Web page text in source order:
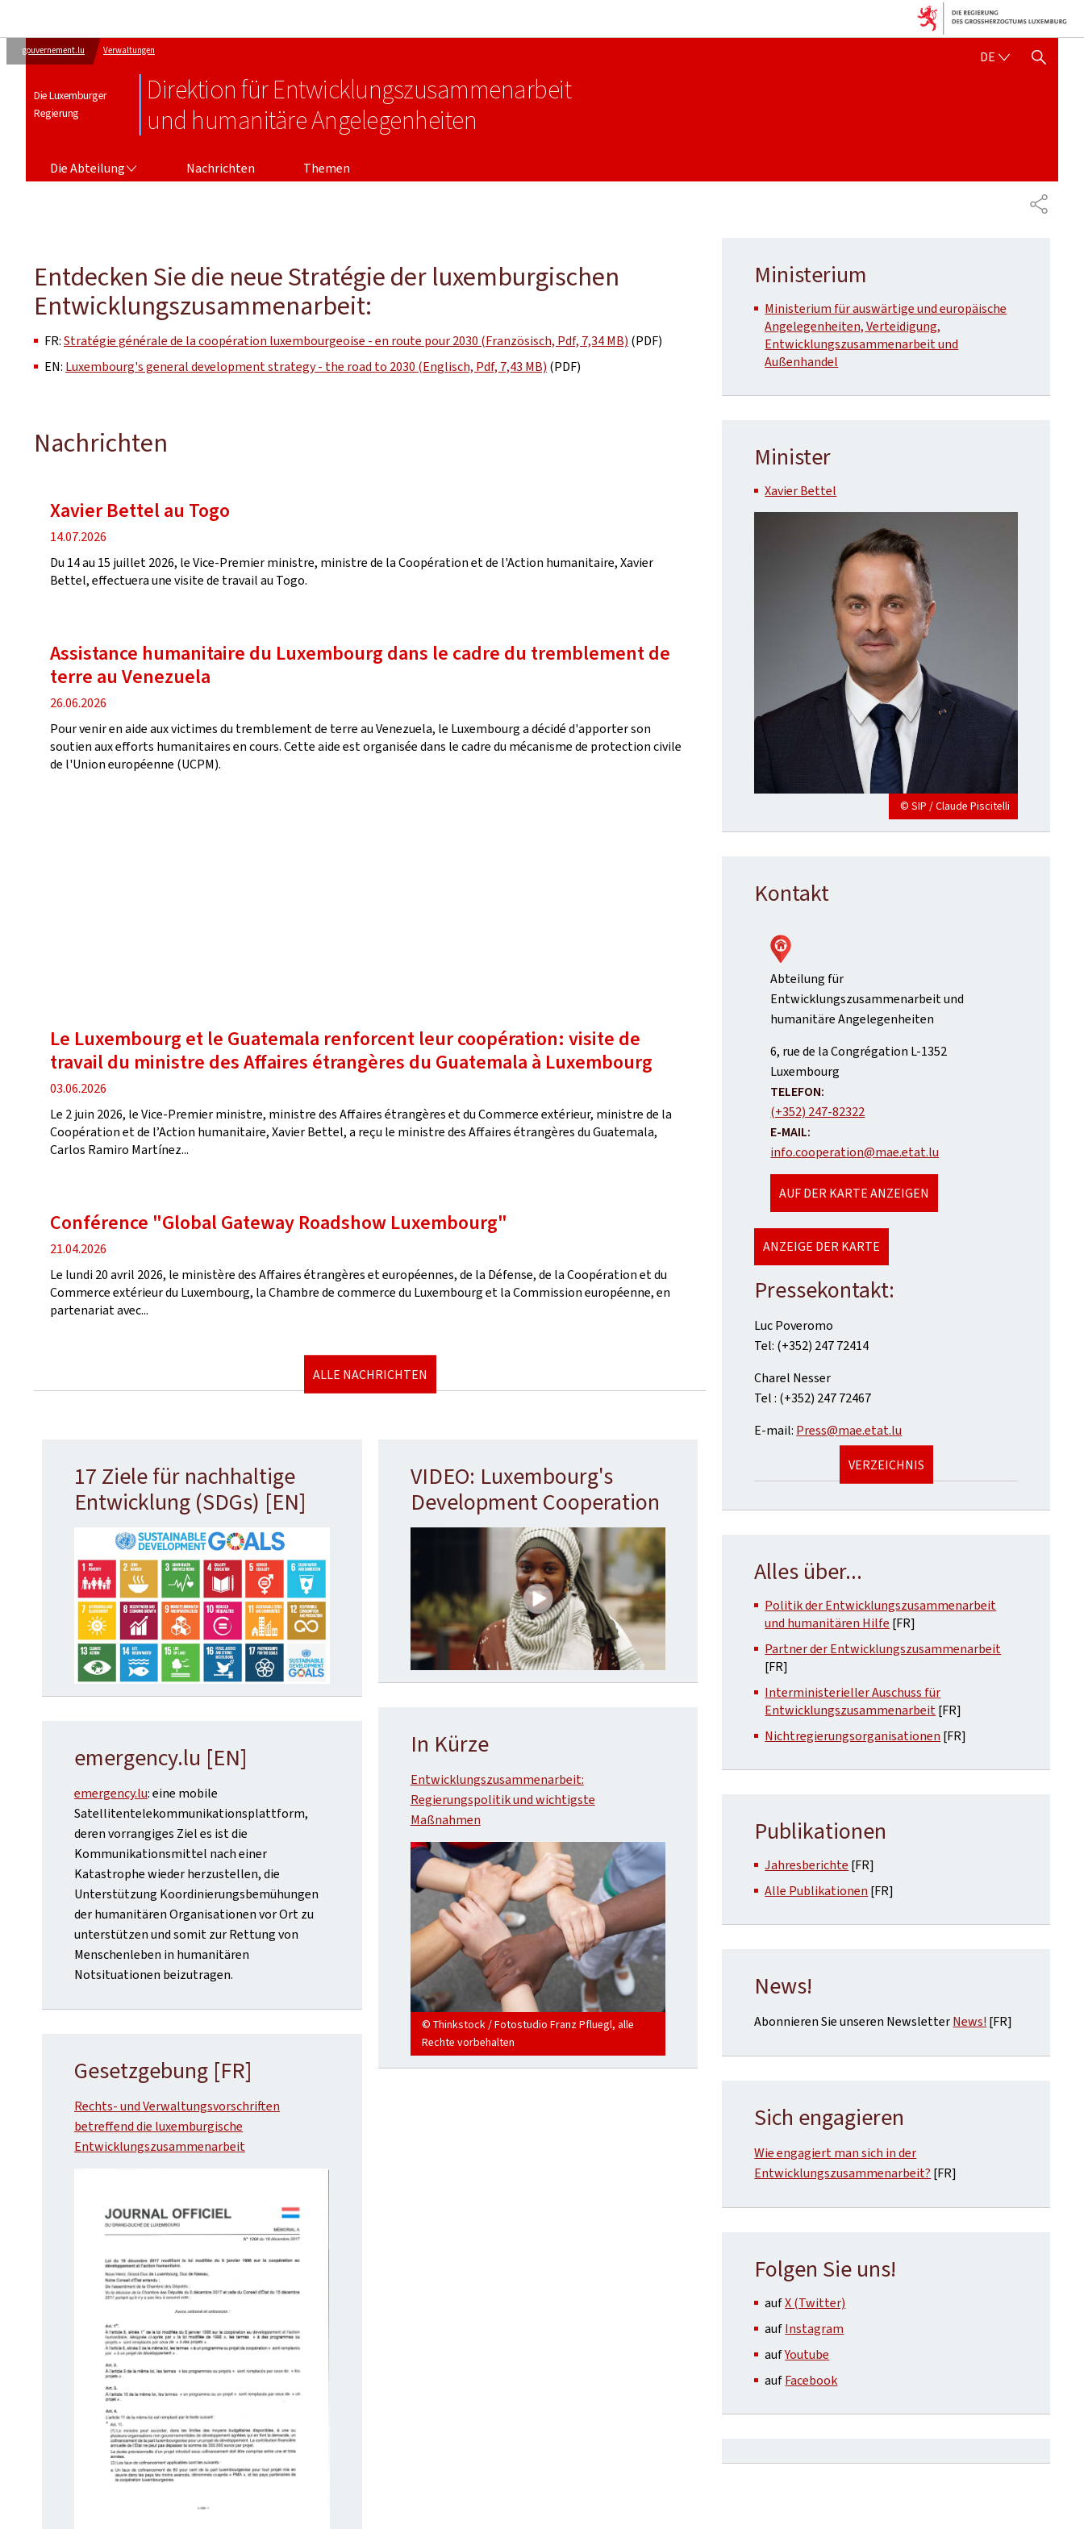
gouvernement.lu Verwaltungen
Die Luxemburger
Regierung
Direktion für Entwicklungszusammenarbeit
und humanitäre Angelegenheiten
DE DEUTSCH
SUCHFLED ANZEIGEN /
Die Abteilung Nachrichten
Themen
TEILEN
Entdecken Sie die neue Stratégie der luxemburgischen
Entwicklungszusammenarbeit:
FR:Stratégie générale de la coopération luxembourgeoise - en route pour 2030 (Französisch, Pdf, 7,34 MB) (PDF)
EN: Luxembourg's general development strategy - the road to 2030 (Englisch, Pdf, 7,43 MB) (PDF)
Nachrichten
Nachrichten
Xavier Bettel au Togo
Veröffentlichung
14.07.2026
Du 14 au 15 juillet 2026, le Vice-Premier ministre, ministre de la Coopération et de l'Action humanitaire, Xavier
Bettel, effectuera une visite de travail au Togo.
Assistance humanitaire du Luxembourg dans le cadre du tremblement de
terre au Venezuela
Veröffentlichung
26.06.2026
Pour venir en aide aux victimes du tremblement de terre au Venezuela, le Luxembourg a décidé d'apporter son
soutien aux efforts humanitaires en cours. Cette aide est organisée dans le cadre du mécanisme de protection civile
de l'Union européenne (UCPM).
Le Luxembourg et le Guatemala renforcent leur coopération: visite de
travail du ministre des Affaires étrangères du Guatemala à Luxembourg
Veröffentlichung
03.06.2026
Le 2 juin 2026, le Vice-Premier ministre, ministre des Affaires étrangères et du Commerce extérieur, ministre de la
Coopération et de l’Action humanitaire, Xavier Bettel, a reçu le ministre des Affaires étrangères du Guatemala,
Carlos Ramiro Martínez...
Conférence "Global Gateway Roadshow Luxembourg"
Veröffentlichung
21.04.2026
Le lundi 20 avril 2026, le ministère des Affaires étrangères et européennes, de la Défense, de la Coopération et du
Commerce extérieur du Luxembourg, la Chambre de commerce du Luxembourg et la Commission européenne, en
partenariat avec...
ALLE NACHRICHTEN
17 Ziele für nachhaltige
Entwicklung (SDGs) [EN]
emergency.lu [EN]
emergency.lu: eine mobile
Satellitentelekommunikationsplattform,
deren vorrangiges Ziel es ist die
Kommunikationsmittel nach einer
Katastrophe wieder herzustellen, die
Unterstützung Koordinierungsbemühungen
der humanitären Organisationen vor Ort zu
unterstützen und somit zur Rettung von
Menschenleben in humanitären
Notsituationen beizutragen.
Gesetzgebung [FR]
Rechts- und Verwaltungsvorschriften
betreffend die luxemburgische
Entwicklungszusammenarbeit
VIDEO: Luxembourg's
Development Cooperation
In Kürze
Entwicklungszusammenarbeit:
Regierungspolitik und wichtigste
Maßnahmen
© Thinkstock / Fotostudio Franz Pfluegl, alle
Rechte vorbehalten
Ministerium
Ministerium für auswärtige und europäische
Angelegenheiten, Verteidigung,
Entwicklungszusammenarbeit und
Außenhandel
Minister
Xavier Bettel
© SIP / Claude Piscitelli
Kontakt
Abteilung für
Entwicklungszusammenarbeit und
humanitäre Angelegenheiten
ADRESSE:
6, rue de la Congrégation L-1352
Luxembourg
TELEFON:
(+352) 247-82322
E-MAIL:
info.cooperation@mae.etat.lu
AUF DER KARTE ANZEIGEN
ANZEIGE DER KARTE
Pressekontakt:
Luc Poveromo
Tel: (+352) 247 72414
Charel Nesser
Tel : (+352) 247 72467
E-mail: Press@mae.etat.lu
VERZEICHNIS
Alles über...
Politik der Entwicklungszusammenarbeit
und humanitären Hilfe [FR]
Partner der Entwicklungszusammenarbeit
[FR]
Interministerieller Auschuss für
Entwicklungszusammenarbeit[FR]
Nichtregierungsorganisationen [FR]
Publikationen
Jahresberichte [FR]
Alle Publikationen [FR]
News!
Abonnieren Sie unseren NewsletterNews! [FR]
Sich engagieren
Wie engagiert man sich in der
Entwicklungszusammenarbeit? [FR]
Folgen Sie uns!
aufX (Twitter)
aufInstagram
aufYoutube
aufFacebook